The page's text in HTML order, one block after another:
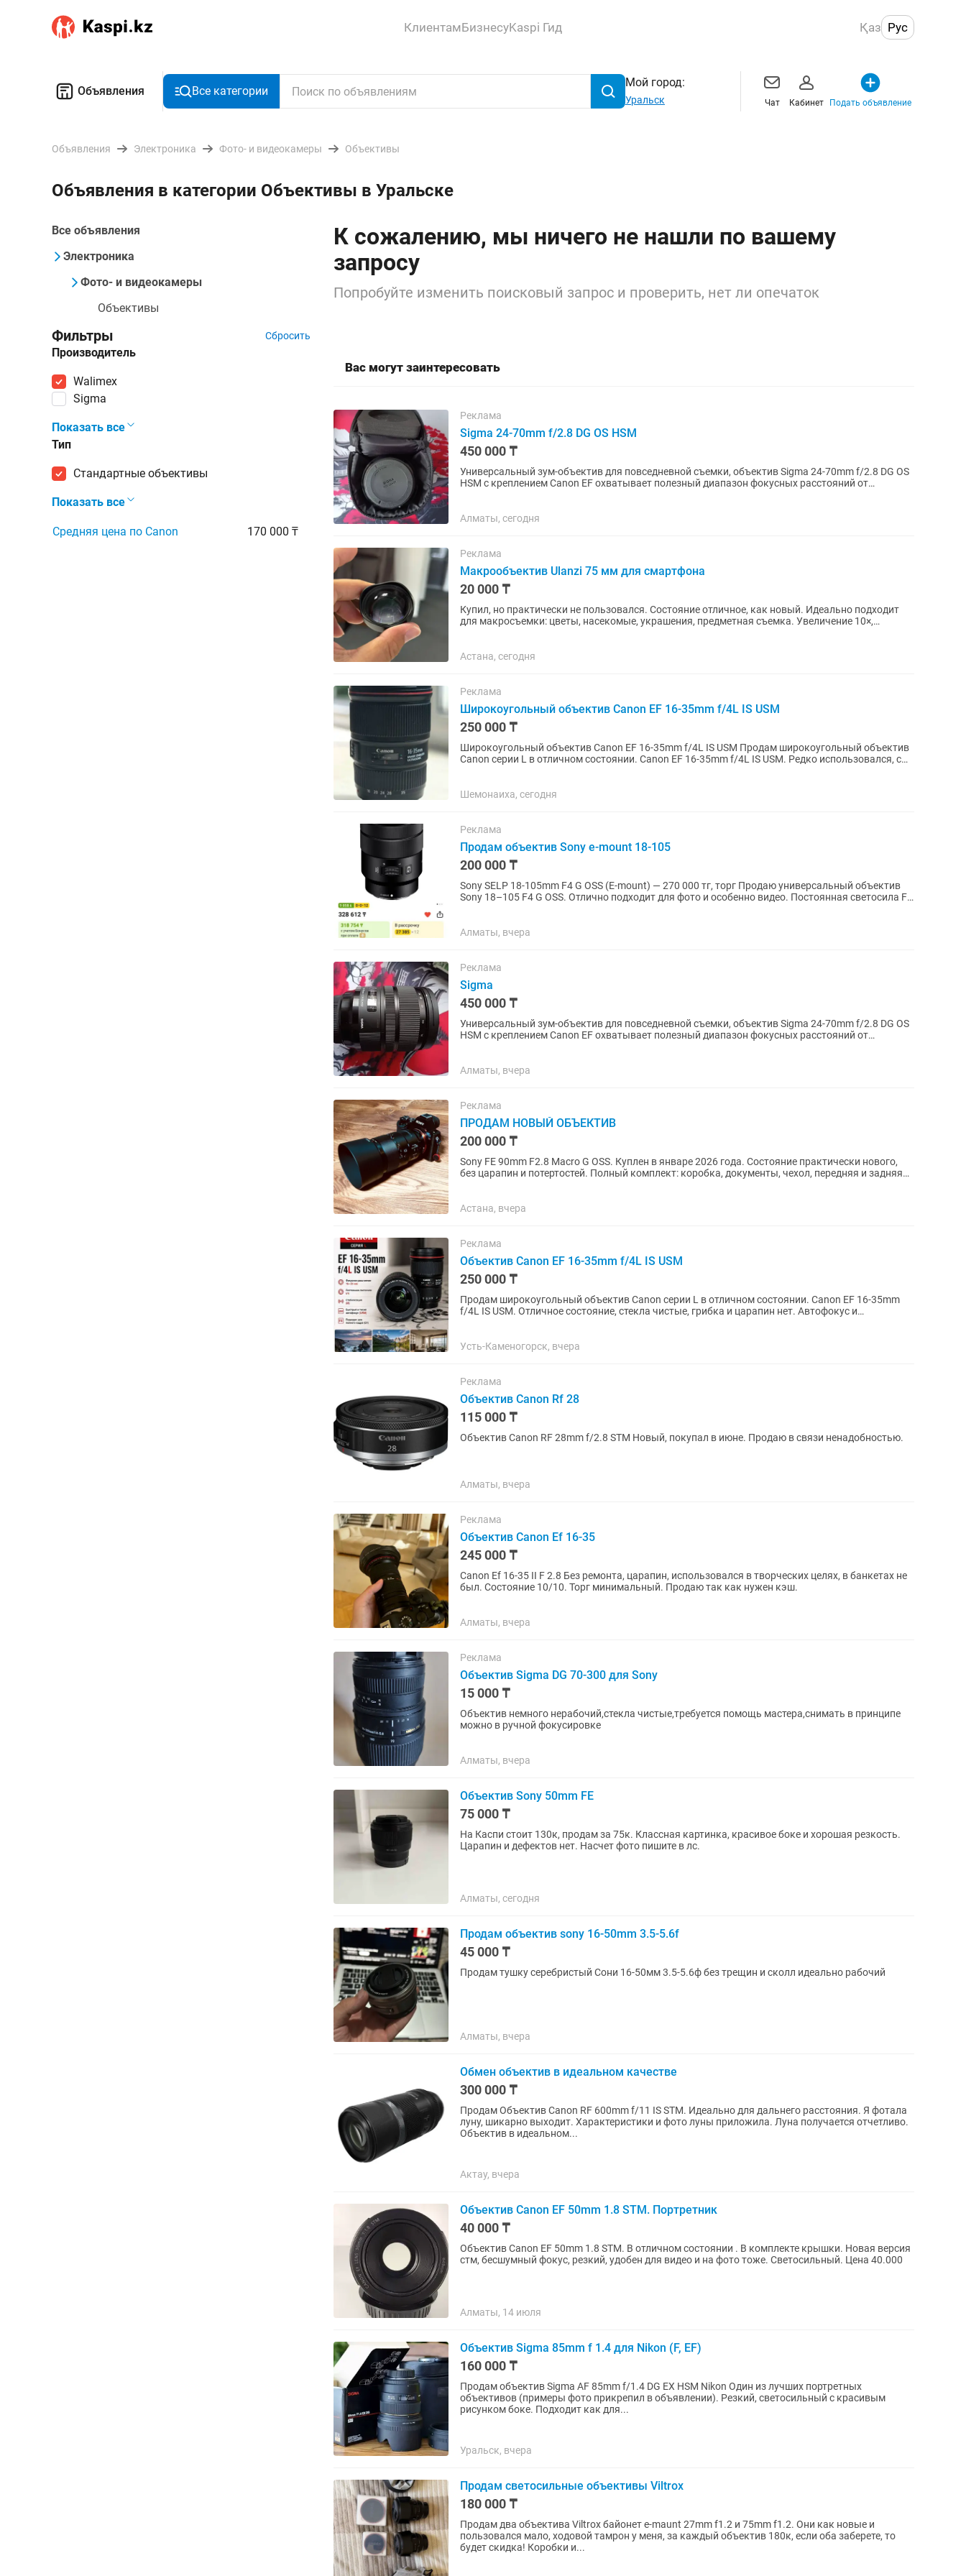
КлиентамБизнесуKaspi Гид Қаз Рус
Объявления Все категории
Мой город:
Уральск Чат Кабинет Подать объявление
Объявления Электроника Фото- и видеокамеры Объективы
Объявления в категории Объективы в Уральске
Все объявления
Электроника
Фото- и видеокамеры
Объективы
Фильтры Сбросить
Производитель
Walimex
Sigma
Показать все
Тип
стандартные объективы
Показать все
Средняя цена по Canon 170 000 ₸
К сожалению, мы ничего не нашли по вашему
запросу
Попробуйте изменить поисковый запрос и проверить, нет ли опечаток
Вас могут заинтересовать
Реклама
Sigma 24-70mm f/2.8 DG OS HSM
450 000 ₸
Универсальный зум-объектив для повседневной съемки, объектив Sigma 24-70mm f/2.8 DG OS
HSM с креплением Canon EF охватывает полезный диапазон фокусных расстояний от
Алматы, сегодня
Реклама
Макрообъектив Ulanzi 75 мм для смартфона
20 000 ₸
Купил, но практически не пользовался. Состояние отличное, как новый. Идеально подходит
для макросъемки: цветы, насекомые, украшения, предметная съемка. Увеличение 10×,
Астана, сегодня
Реклама
Широкоугольный объектив Canon EF 16-35mm f/4L IS USM
250 000 ₸
Широкоугольный объектив Canon EF 16-35mm f/4L IS USM Продам широкоугольный объектив
Canon серии L в отличном состоянии. Canon EF 16-35mm f/4L IS USM. Редко использовался, с
Шемонаиха, сегодня
Реклама
Продам объектив Sony e-mount 18-105
200 000 ₸
Sony SELP 18-105mm F4 G OSS (E-mount) — 270 000 тг, торг Продаю универсальный объектив
Sony 18–105 F4 G OSS. Отлично подходит для фото и особенно видео. Постоянная светосила F4
Алматы, вчера
Реклама
Sigma
450 000 ₸
Универсальный зум-объектив для повседневной съемки, объектив Sigma 24-70mm f/2.8 DG OS
HSM с креплением Canon EF охватывает полезный диапазон фокусных расстояний от
Алматы, вчера
Реклама
ПРОДАМ НОВЫЙ ОБЪЕКТИВ
200 000 ₸
Sony FE 90mm F2.8 Macro G OSS. Куплен в январе 2026 года. Состояние практически нового,
без царапин и потертостей. Полный комплект: коробка, документы, чехол, передняя и задняя
Астана, вчера
Реклама
Объектив Canon EF 16-35mm f/4L IS USM
250 000 ₸
Продам широкоугольный объектив Canon серии L в отличном состоянии. Canon EF 16-35mm
f/4L IS USM. Отличное состояние, стекла чистые, грибка и царапин нет. Автофокус и
Усть-Каменогорск, вчера
Реклама
Объектив Canon Rf 28
115 000 ₸
Объектив Canon RF 28mm f/2.8 STM Новый, покупал в июне. Продаю в связи ненадобностью.
Алматы, вчера
Реклама
Объектив Canon Ef 16-35
245 000 ₸
Canon Ef 16-35 II F 2.8 Без ремонта, царапин, использовался в творческих целях, в банкетах не
был. Состояние 10/10. Торг минимальный. Продаю так как нужен кэш.
Алматы, вчера
Реклама
Объектив Sigma DG 70-300 для Sony
15 000 ₸
Объектив немного нерабочий,стекла чистые,требуется помощь мастера,снимать в принципе
можно в ручной фокусировке
Алматы, вчера
Объектив Sony 50mm FE
75 000 ₸
На Каспи стоит 130к, продам за 75к. Классная картинка, красивое боке и хорошая резкость.
Царапин и дефектов нет. Насчет фото пишите в лс.
Алматы, сегодня
Продам объектив sony 16-50mm 3.5-5.6f
45 000 ₸
Продам тушку серебристый Сони 16-50мм 3.5-5.6ф без трещин и сколл идеально рабочий
Алматы, вчера
Обмен объектив в идеальном качестве
300 000 ₸
Продам Объектив Canon RF 600mm f/11 IS STM. Идеально для дальнего расстояния. Я фотала
луну, шикарно выходит. Характеристики и фото луны приложила. Луна получается отчетливо.
Объектив в идеальном...
Актау, вчера
Объектив Canon EF 50mm 1.8 STM. Портретник
40 000 ₸
Объектив Canon EF 50mm 1.8 STM. В отличном состоянии . В комплекте крышки. Новая версия
стм, бесшумный фокус, резкий, удобен для видео и на фото тоже. Светосильный. Цена 40.000
Алматы, 14 июля
Объектив Sigma 85mm f 1.4 для Nikon (F, EF)
160 000 ₸
Продам объектив Sigma AF 85mm f/1.4 DG EX HSM Nikon Один из лучших портретных
объективов (примеры фото прикрепил в объявлении). Резкий, светосильный с красивым
рисунком боке. Подходит как для...
Уральск, вчера
Продам светосильные объективы Viltrox
180 000 ₸
Продам два объектива Viltrox байонет e-maunt 27mm f1.2 и 75mm f1.2. Они как новые и
пользовался мало, ходовой тамрон у меня, за каждый объектив 180к, если оба заберете, то
будет скидка! Коробки и...